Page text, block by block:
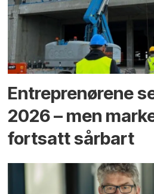
Entreprenørene
2026 – men
fortsatt sårbart